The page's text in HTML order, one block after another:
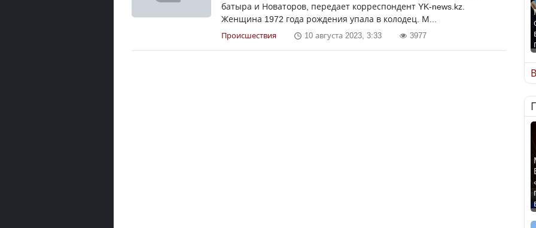
батыра и Новаторов, передает корреспондент YK-news.kz.
Женщина 1972 года рождения упала в колодец. М...
Происшествия 10 августа 2023, 3:33 3977